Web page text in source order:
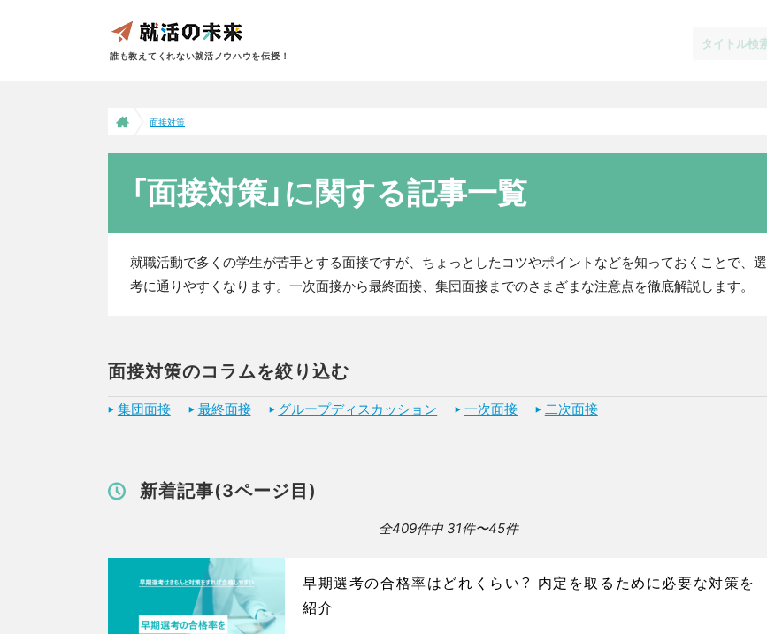
誰も教えてくれない就活ノウハウを伝授！
面接対策
「面接対策」に関する記事一覧
就職活動で多くの学生が苦手とする面接ですが、ちょっとしたコツやポイントなどを知っておくことで、選
考に通りやすくなります。一次面接から最終面接、集団面接までのさまざまな注意点を徹底解説します。
面接対策のコラムを絞り込む
集団面接 最終面接 グループディスカッション 一次面接 二次面接
新着記事(3ページ目)
全409件中 31件〜45件
早期選考の合格率はどれくらい？ 内定を取るために必要な対策を
紹介